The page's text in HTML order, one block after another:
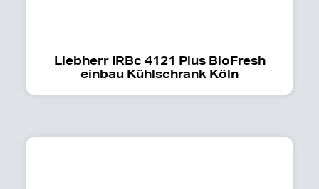
Liebherr IRBc 4121 Plus BioFresh
einbau Kühlschrank Köln